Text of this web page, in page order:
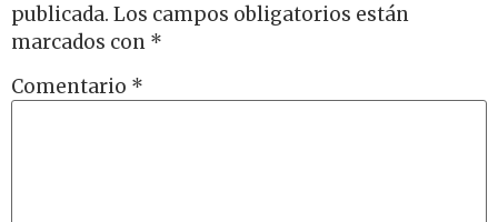
publicada. Los campos obligatorios están
marcados con *
Comentario *